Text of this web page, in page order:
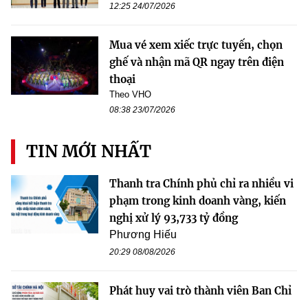
12:25 24/07/2026
Mua vé xem xiếc trực tuyến, chọn
ghế và nhận mã QR ngay trên điện
thoại
Theo VHO
08:38 23/07/2026
TIN MỚI NHẤT
Thanh tra Chính phủ chỉ ra nhiều vi
phạm trong kinh doanh vàng, kiến
nghị xử lý 93,733 tỷ đồng
Phương Hiếu
20:29 08/08/2026
Phát huy vai trò thành viên Ban Chỉ